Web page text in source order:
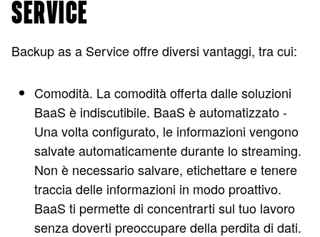
SERVICE
Backup as a Service offre diversi vantaggi, tra cui:
Comodità. La comodità offerta dalle soluzioni
BaaS è indiscutibile. BaaS è automatizzato -
Una volta configurato, le informazioni vengono
salvate automaticamente durante lo streaming.
Non è necessario salvare, etichettare e tenere
traccia delle informazioni in modo proattivo.
BaaS ti permette di concentrarti sul tuo lavoro
senza doverti preoccupare della perdita di dati.